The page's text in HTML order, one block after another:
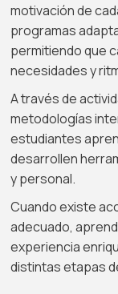
motivación de
programas
permitiendo que
necesidades y
A través de
metodologías
estudiantes
desarrollen
y personal.
Cuando existe
adecuado,
experiencia
distintas etapas